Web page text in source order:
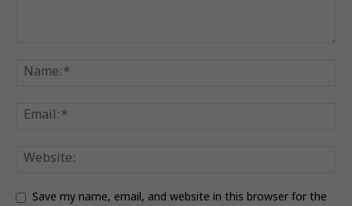
Save my name, email, and website in this browser for the